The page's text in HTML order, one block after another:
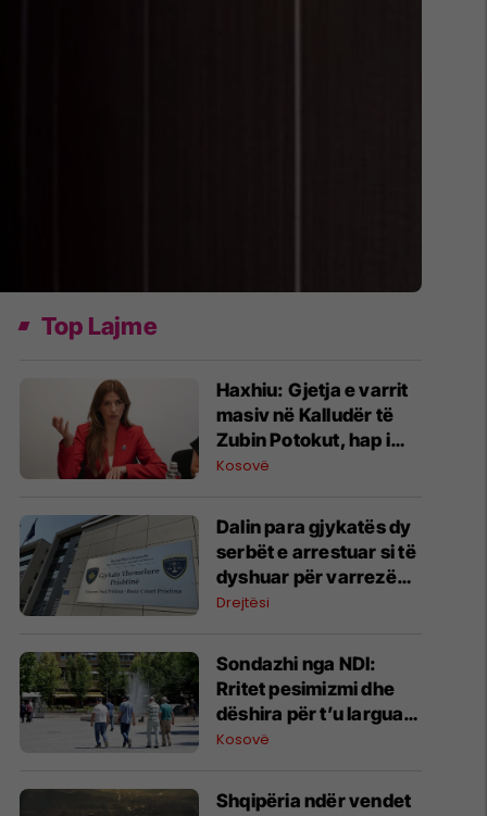
Top Lajme
Haxhiu: Gjetja e varrit
masiv në Kalludër të
Zubin Potokut, hap i
rëndësishëm për
zhdukurve
Kosovë
​Dalin para gjykatës dy
serbët e arrestuar si të
dyshuar për varrezën
masive në Zubin Potok
Drejtësi
Sondazhi nga NDI:
Rritet pesimizmi dhe
dëshira për t’u larguar
nga Kosova – çmimet
shqetësimet kryesore
Kosovë
Shqipëria ndër vendet